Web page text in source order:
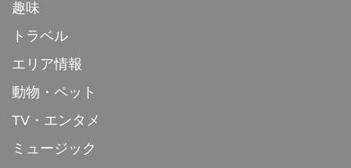
趣味
トラベル
エリア情報
動物・ペット
TV・エンタメ
ミュージック